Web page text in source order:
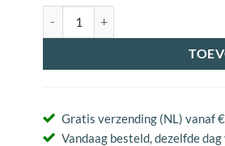
Gratis verzending (NL) vanaf
Vandaag besteld, dezelfde